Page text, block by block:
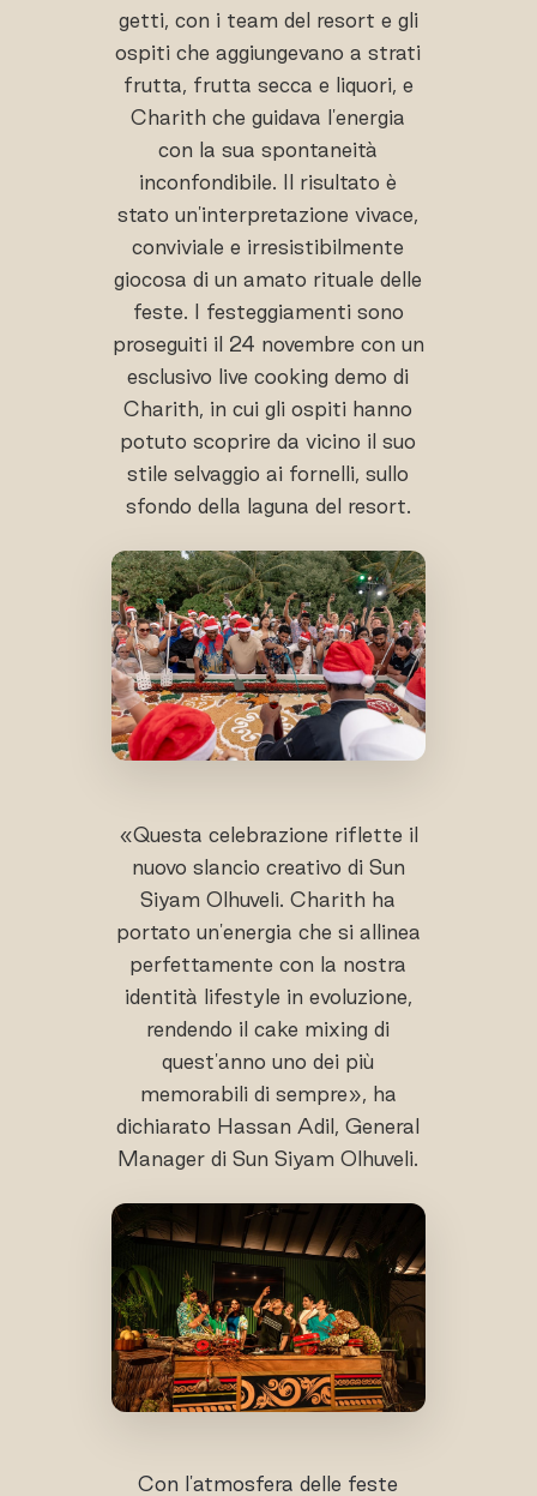
getti, con i team del resort e gli
ospiti che aggiungevano a strati
frutta, frutta secca e liquori, e
Charith che guidava l'energia
con la sua spontaneità
inconfondibile. Il risultato è
stato un'interpretazione vivace,
conviviale e irresistibilmente
giocosa di un amato rituale delle
feste. I festeggiamenti sono
proseguiti il 24 novembre con un
esclusivo live cooking demo di
Charith, in cui gli ospiti hanno
potuto scoprire da vicino il suo
stile selvaggio ai fornelli, sullo
sfondo della laguna del resort.
«Questa celebrazione riflette il
nuovo slancio creativo di Sun
Siyam Olhuveli. Charith ha
portato un'energia che si allinea
perfettamente con la nostra
identità lifestyle in evoluzione,
rendendo il cake mixing di
quest'anno uno dei più
memorabili di sempre», ha
dichiarato Hassan Adil, General
Manager di Sun Siyam Olhuveli.
Con l'atmosfera delle feste